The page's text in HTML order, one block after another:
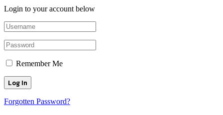
Login to your account below
Remember Me
Forgotten Password?